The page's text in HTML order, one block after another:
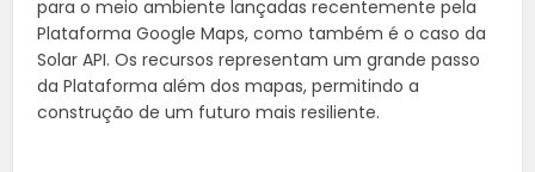
para o meio ambiente lançadas recentemente pela
Plataforma Google Maps, como também é o caso da
Solar API. Os recursos representam um grande passo
da Plataforma além dos mapas, permitindo a
construção de um futuro mais resiliente.